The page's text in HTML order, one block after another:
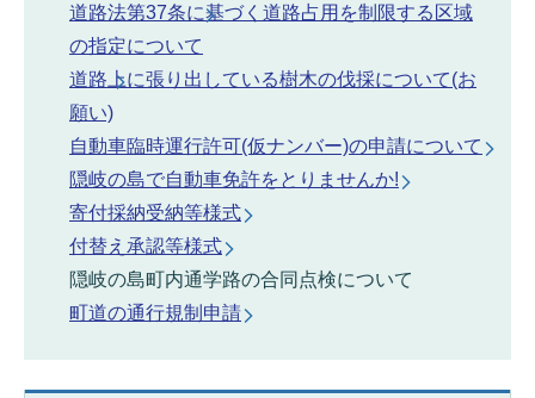
道路法第37条に基づく道路占用を制限する区域
の指定について
道路上に張り出している樹木の伐採について(お
願い)
自動車臨時運行許可(仮ナンバー)の申請について
隠岐の島で自動車免許をとりませんか!
寄付採納受納等様式
付替え承認等様式
隠岐の島町内通学路の合同点検について
町道の通行規制申請